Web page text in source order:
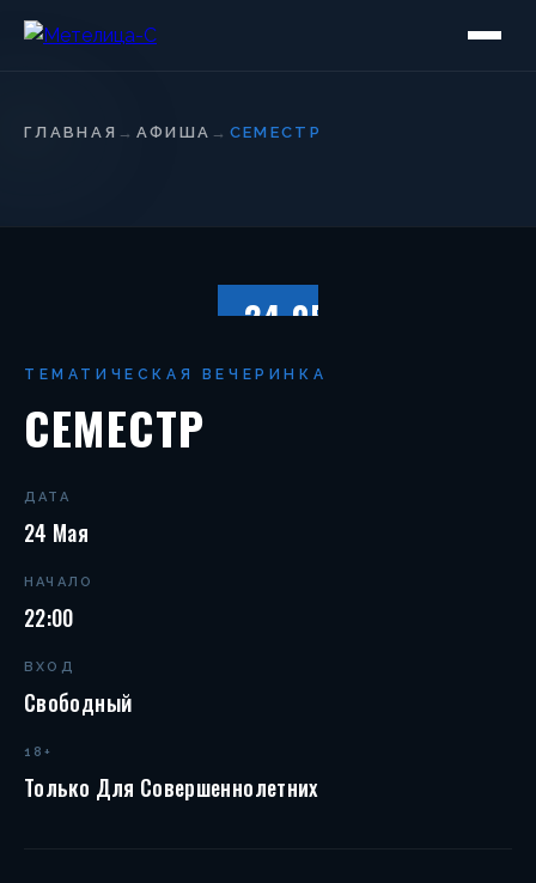
ГЛАВНАЯ → АФИША → СЕМЕСТР
24.05
ТЕМАТИЧЕСКАЯ ВЕЧЕРИНКА
СЕМЕСТР
ДАТА
24 Мая
НАЧАЛО
22:00
ВХОД
Свободный
18+
Только Для Совершеннолетних